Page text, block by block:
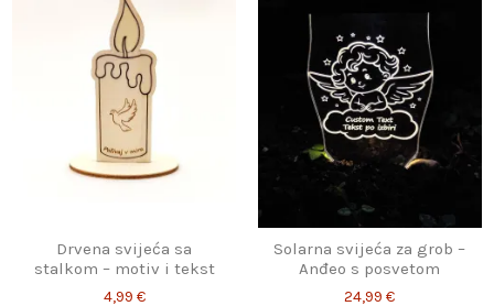
Drvena svijeća sa
stalkom – motiv i tekst
po želji
4,99 €
Solarna svijeća za grob –
Anđeo s posvetom
24,99 €